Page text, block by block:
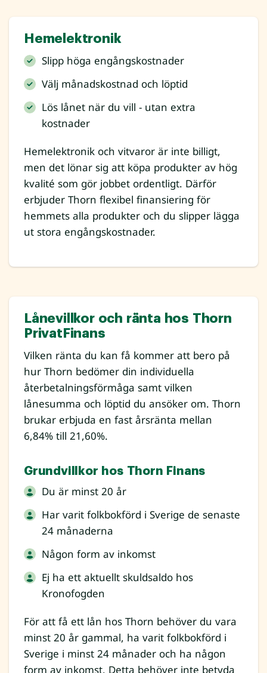
Hemelektronik
Slipp höga engångskostnader
Välj månadskostnad och löptid
Lös lånet när du vill - utan extra
kostnader
Hemelektronik och vitvaror är inte billigt,
men det lönar sig att köpa produkter av hög
kvalité som gör jobbet ordentligt. Därför
erbjuder Thorn flexibel finansiering för
hemmets alla produkter och du slipper lägga
ut stora engångskostnader.
Lånevillkor och ränta hos Thorn
PrivatFinans
Vilken ränta du kan få kommer att bero på
hur Thorn bedömer din individuella
återbetalningsförmåga samt vilken
lånesumma och löptid du ansöker om. Thorn
brukar erbjuda en fast årsränta mellan
6,84% till 21,60%.
Grundvillkor hos Thorn Finans
Du är minst 20 år
Har varit folkbokförd i Sverige de senaste
24 månaderna
Någon form av inkomst
Ej ha ett aktuellt skuldsaldo hos
Kronofogden
För att få ett lån hos Thorn behöver du vara
minst 20 år gammal, ha varit folkbokförd i
Sverige i minst 24 månader och ha någon
form av inkomst. Detta behöver inte betyda